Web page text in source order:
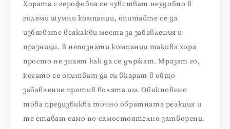
Хората с герофобия се чувстват неудобно в
големи шумни компании, опитайте се да
избягвате всякакви места за забавления и
празници. В непознати компании такива хора
просто не знаят как да се държат. Мразят го,
когато се опитват да ги вкарат в общо
забавление против волята им. Обикновено
това предизвиква точно обратната реакция и
те стават само по-самостоятелно затворени.